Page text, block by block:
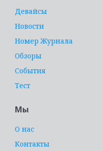
Девайсы
Новости
Номер Журнала
Обзоры
События
Тест
Мы
О нас
Контакты